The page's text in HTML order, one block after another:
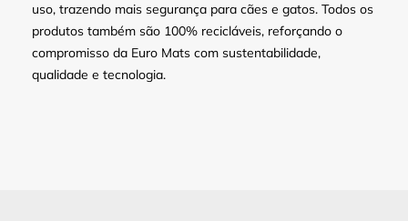
uso, trazendo mais segurança para cães e gatos. Todos os
produtos também são 100% recicláveis, reforçando o
compromisso da Euro Mats com sustentabilidade,
qualidade e tecnologia.